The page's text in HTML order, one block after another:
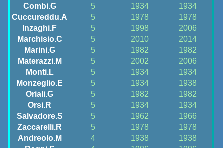
Combi.G
5 1934
1934
Cuccureddu.A
5 1978
1978
Inzaghi.F
5 1998
2006
Marchisio.C
5 2010
2014
Marini.G
5 1982
1982
Materazzi.M
5 2002
2006
Monti.L
5 1934
1934
Monzeglio.E
5 1934
1938
Oriali.G
5 1982
1982
Orsi.R
5 1934
1934
Salvadore.S
5 1962
1966
Zaccarelli.R
5 1978
1978
Andreolo.M
4 1938
1938